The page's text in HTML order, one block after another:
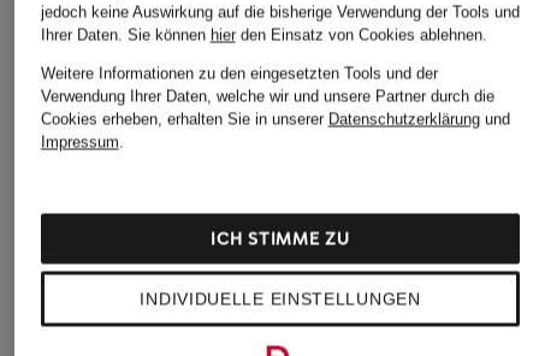
jedoch keine Auswirkung auf die bisherige Verwendung der Tools und
Ihrer Daten. Sie können hierden Einsatz von Cookies ablehnen.
Weitere Informationen zu den eingesetzten Tools und der
Verwendung Ihrer Daten, welche wir und unsere Partner durch die
Cookies erheben, erhalten Sie in unserer Datenschutzerklärungund
Impressum.
INDIVIDUELLE EINSTELLUNGEN
ICH STIMME ZU